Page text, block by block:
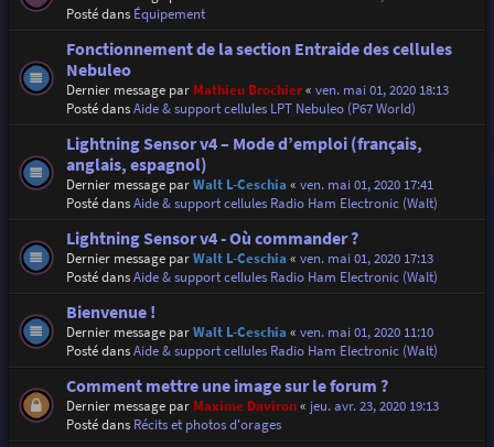
Posté dans Équipement
Fonctionnement de la section Entraide des cellules
Nebuleo
Dernier message par Mathieu Brochier« ven. mai 01, 2020 18:13
Posté dansAide & support cellules LPT Nebuleo (P67 World)
Lightning Sensor v4 – Mode d’emploi (français,
anglais, espagnol)
Dernier message parWalt L-Ceschia « ven. mai 01, 2020 17:41
Posté dansAide & support cellules Radio Ham Electronic (Walt)
Lightning Sensor v4 - Où commander ?
Dernier message parWalt L-Ceschia « ven. mai 01, 2020 17:13
Posté dansAide & support cellules Radio Ham Electronic (Walt)
Bienvenue !
Dernier message parWalt L-Ceschia « ven. mai 01, 2020 11:10
Posté dansAide & support cellules Radio Ham Electronic (Walt)
Comment mettre une image sur le forum ?
Dernier message par Maxime Daviron« jeu. avr. 23, 2020 19:13
Posté dans Récits et photos d'orages